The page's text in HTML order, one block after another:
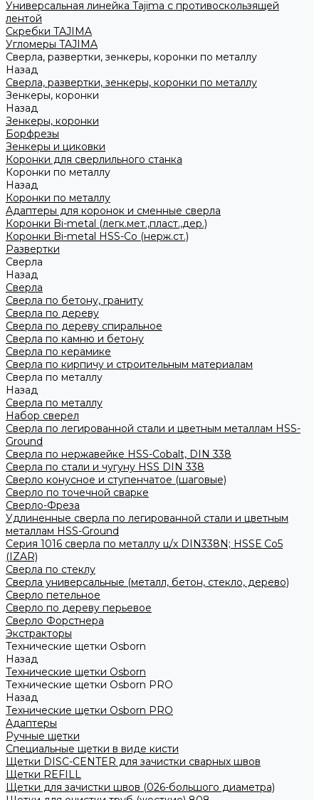
Универсальная линейка Tajima с противоскользящей
лентой
Скребки TAJIMA
Угломеры TAJIMA
Сверла, развертки, зенкеры, коронки по металлу
Назад
Сверла, развертки, зенкеры, коронки по металлу
Зенкеры, коронки
Назад
Зенкеры, коронки
Борфрезы
Зенкеры и циковки
Коронки для сверлильного станка
Коронки по металлу
Назад
Коронки по металлу
Адаптеры для коронок и сменные сверла
Коронки Bi-metal (легк.мет.,пласт.,дер.)
Коронки Bi-metal HSS-Co (нерж.ст.)
Развертки
Сверла
Назад
Сверла
Сверла по бетону, граниту
Сверла по дереву
Сверла по дереву спиральное
Сверла по камню и бетону
Сверла по керамике
Сверла по кирпичу и строительным материалам
Сверла по металлу
Назад
Сверла по металлу
Набор сверел
Сверла по легированной стали и цветным металлам HSS-
Ground
Сверла по нержавейке HSS-Cobalt, DIN 338
Сверла по стали и чугуну HSS DIN 338
Сверло конусное и ступенчатое (шаговые)
Сверло по точечной сварке
Сверло-Фреза
Удлиненные сверла по легированной стали и цветным
металлам HSS-Ground
Серия 1016 сверла по металлу ц/х DIN338N; HSSЕ Со5
(IZAR)
Сверла по стеклу
Сверла универсальные (металл, бетон, стекло, дерево)
Сверло петельное
Сверло по дереву перьевое
Сверло Форстнера
Экстракторы
Технические щетки Osborn
Назад
Технические щетки Osborn
Технические щетки Osborn PRO
Назад
Технические щетки Osborn PRO
Адаптеры
Ручные щетки
Специальные щетки в виде кисти
Щетки DISC-CENTER для зачистки сварных швов
Щетки REFILL
Щетки для зачистки швов (026-большого диаметра)